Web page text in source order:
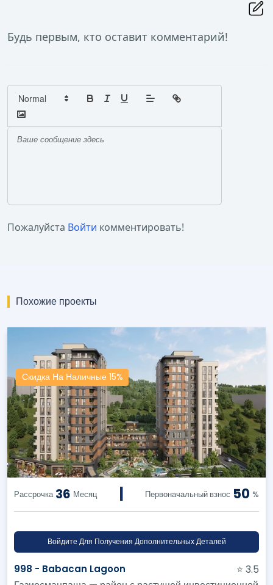
Будь первым, кто оставит комментарий!
Пожалуйста Войти комментировать!
Похожие проекты
Скидка На Наличные 15%
Рассрочка 36 Месяц | Первоначальный взнос 50 %
Войдите Для Получения Дополнительных Деталей
998 - Babacan Lagoon
⭐ 3.5